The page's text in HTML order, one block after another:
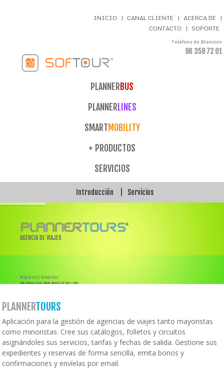
INICIO | CANAL CLIENTE | ACERCA DE |
CONTACTO | SOPORTE
Teléfono de Atención
96 358 72 01
PLANNERBUS
PLANNERLINES
SMARTMOBILITY
+ PRODUCTOS
SERVICIOS
Introducción Servicios
AGENCIA DE VIAJES
PLANNERTOURS
Aplicación para la gestión de agencias de viajes tanto mayoristas
como minoristas. Cree sus catálogos, folletos y circuitos
asignándoles sus servicios, tarifas y fechas de salida. Gestione sus
expedientes y reservas de forma sencilla, emita bonos y
confirmaciones y envíelas por email.